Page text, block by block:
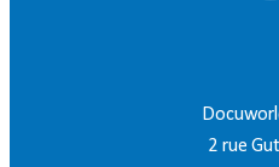
2 rue